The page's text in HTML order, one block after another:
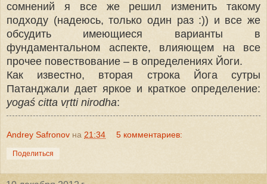
сомнений я все же решил изменить такому
подходу (надеюсь, только один раз :)) и все же
обсудить имеющиеся варианты в
фундаментальном аспекте, влияющем на все
прочее повествование – в определениях Йоги.
Как известно, вторая строка Йога сутры
Патанджали дает яркое и краткое определение:
yogaś citta vṛtti nirodha:
Andrey Safronov на 21:34 5 комментариев:
Поделиться